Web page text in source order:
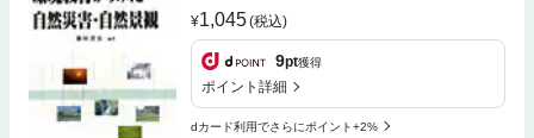
1,045(税込)
9pt獲得
ポイント詳細
dカード利用でさらにポイント+2%